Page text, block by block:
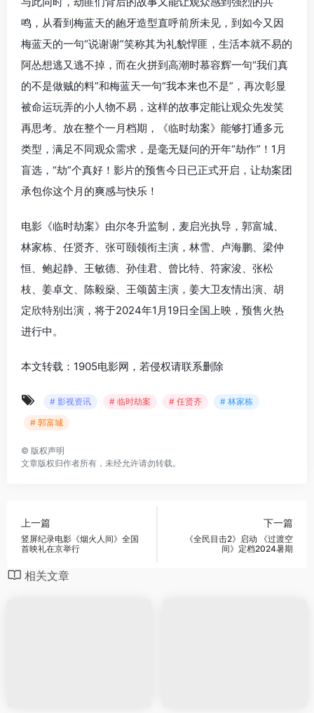
鸣，从看到梅蓝天的龅牙造型直呼前所未见，到如今又因
梅蓝天的一句“说谢谢”笑称其为礼貌悍匪，生活本就不易的
阿怂想逃又逃不掉，而在火拼到高潮时慕容辉一句“我们真
的不是做贼的料”和梅蓝天一句“我本来也不是”，再次彰显
被命运玩弄的小人物不易，这样的故事定能让观众先发笑
再思考。放在整个一月档期，《临时劫案》能够打通多元
类型，满足不同观众需求，是毫无疑问的开年“劫作”！1月
盲选，“劫”个真好！影片的预售今日已正式开启，让劫案团
承包你这个月的爽感与快乐！
电影《临时劫案》由尔冬升监制，麦启光执导，郭富城、
林家栋、任贤齐、张可颐领衔主演，林雪、卢海鹏、梁仲
恒、鲍起静、王敏德、孙佳君、曾比特、符家浚、张松
枝、姜卓文、陈毅燊、王颂茵主演，姜大卫友情出演、胡
定欣特别出演，将于2024年1月19日全国上映，预售火热
进行中。
本文转载：1905电影网，若侵权请联系删除
# 影视资讯 # 临时劫案 # 任贤齐
# 林家栋
# 郭富城
© 版权声明
文章版权归作者所有，未经允许请勿转载。
上一篇
竖屏纪录电影《烟火人间》全国
首映礼在京举行
下一篇
《全民目击2》启动 《过渡空
间》定档2024暑期
相关文章